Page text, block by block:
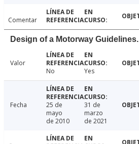
Comentar
Design of a Motorway Guidelines.
Valor
No
Yes
Fecha
25 de
mayo
de 2010
31 de
marzo
de 2021